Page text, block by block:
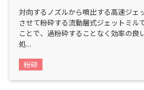
対向するノズルから噴出する高速ジェ
させて粉砕する流動層式ジェットミル
ことで、過粉砕することなく効率の良
処...
粉砕